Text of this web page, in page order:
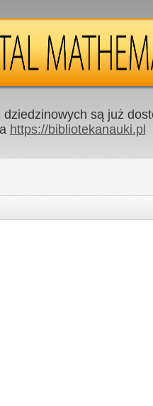
są już
https://bibliotekanauki.pl